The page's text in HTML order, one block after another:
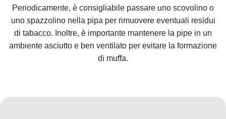
Periodicamente, è consigliabile passare uno scovolino o
uno spazzolino nella pipa per rimuovere eventuali residui
di tabacco. Inoltre, è importante mantenere la pipe in un
ambiente asciutto e ben ventilato per evitare la formazione
di muffa.